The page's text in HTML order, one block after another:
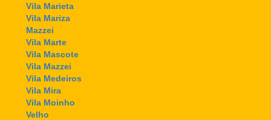
Vila Marieta
Vila Mariza
Mazzei
Vila Marte
Vila Mascote
Vila Mazzei
Vila Medeiros
Vila Mira
Vila Moinho
Velho